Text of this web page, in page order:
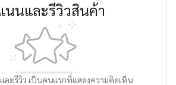
นนและรีวิวสินค้า
ละรีวิว เป็นคนแรกที่แสดงความคิดเห็น